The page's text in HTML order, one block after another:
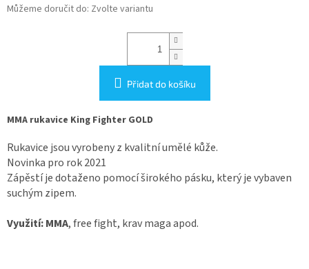
Můžeme doručit do: Zvolte variantu
Přidat do košíku
MMA rukavice King Fighter GOLD
Rukavice jsou vyrobeny z kvalitní umělé kůže.
Novinka pro rok 2021
Zápěstí je dotaženo pomocí širokého pásku, který je vybaven
suchým zipem.
Využití:MMA, free fight, krav maga apod.